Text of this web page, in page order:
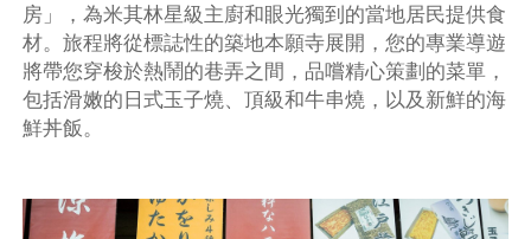
房」，為米其林星級主廚和眼光獨到的當地居民提供食
材。旅程將從標誌性的築地本願寺展開，您的專業導遊
將帶您穿梭於熱鬧的巷弄之間，品嚐精心策劃的菜單，
包括滑嫩的日式玉子燒、頂級和牛串燒，以及新鮮的海
鮮丼飯。